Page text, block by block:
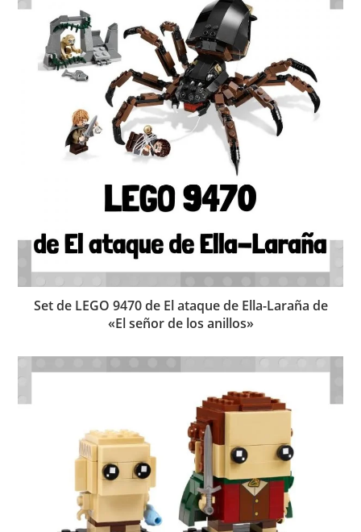
Set de LEGO 9470 de El ataque de Ella-Laraña de
«El señor de los anillos»